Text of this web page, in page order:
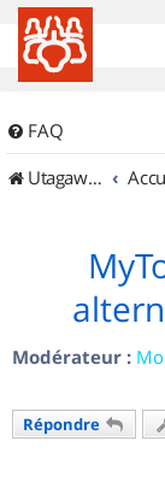
FAQ
UtagawaVTT (Randos VTT et VTTAE avec traces GPS)
Modérateur :
Répondre